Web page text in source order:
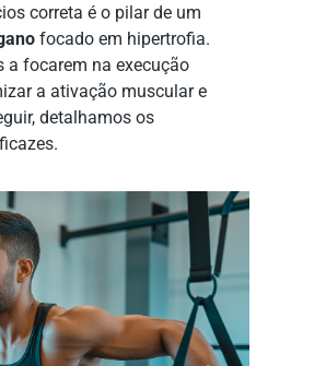
correta é o pilar de um
focado em hipertrofia.
a focarem na execução
a ativação muscular e
detalhamos os